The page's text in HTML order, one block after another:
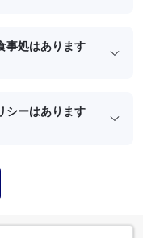
処はあります
ーはあります